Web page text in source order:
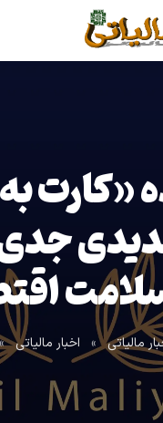
«کارت
جدی
مالیاتی » اخبار مالیاتی